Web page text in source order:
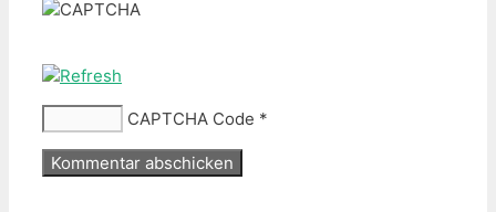
CAPTCHA Code *